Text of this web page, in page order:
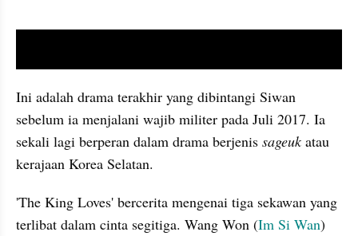
Ini adalah drama terakhir yang dibintangi Siwan
sebelum ia menjalani wajib militer pada Juli 2017. Ia
sekali lagi berperan dalam drama berjenis sageuk atau
kerajaan Korea Selatan.
'The King Loves' bercerita mengenai tiga sekawan yang
terlibat dalam cinta segitiga. Wang Won (Im Si Wan)